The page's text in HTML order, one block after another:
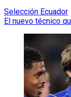
Selección Ecuador
El nuevo técnico